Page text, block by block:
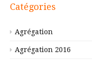
Catégories
Agrégation
Agrégation 2016